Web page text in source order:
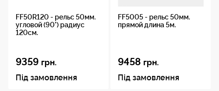
FF50R120 - рельс 50мм.
угловой (90°) радиус
120см.
9359 грн.
Під замовлення
FF5005 - рельс 50мм.
прямой длина 5м.
9458 грн.
Під замовлення